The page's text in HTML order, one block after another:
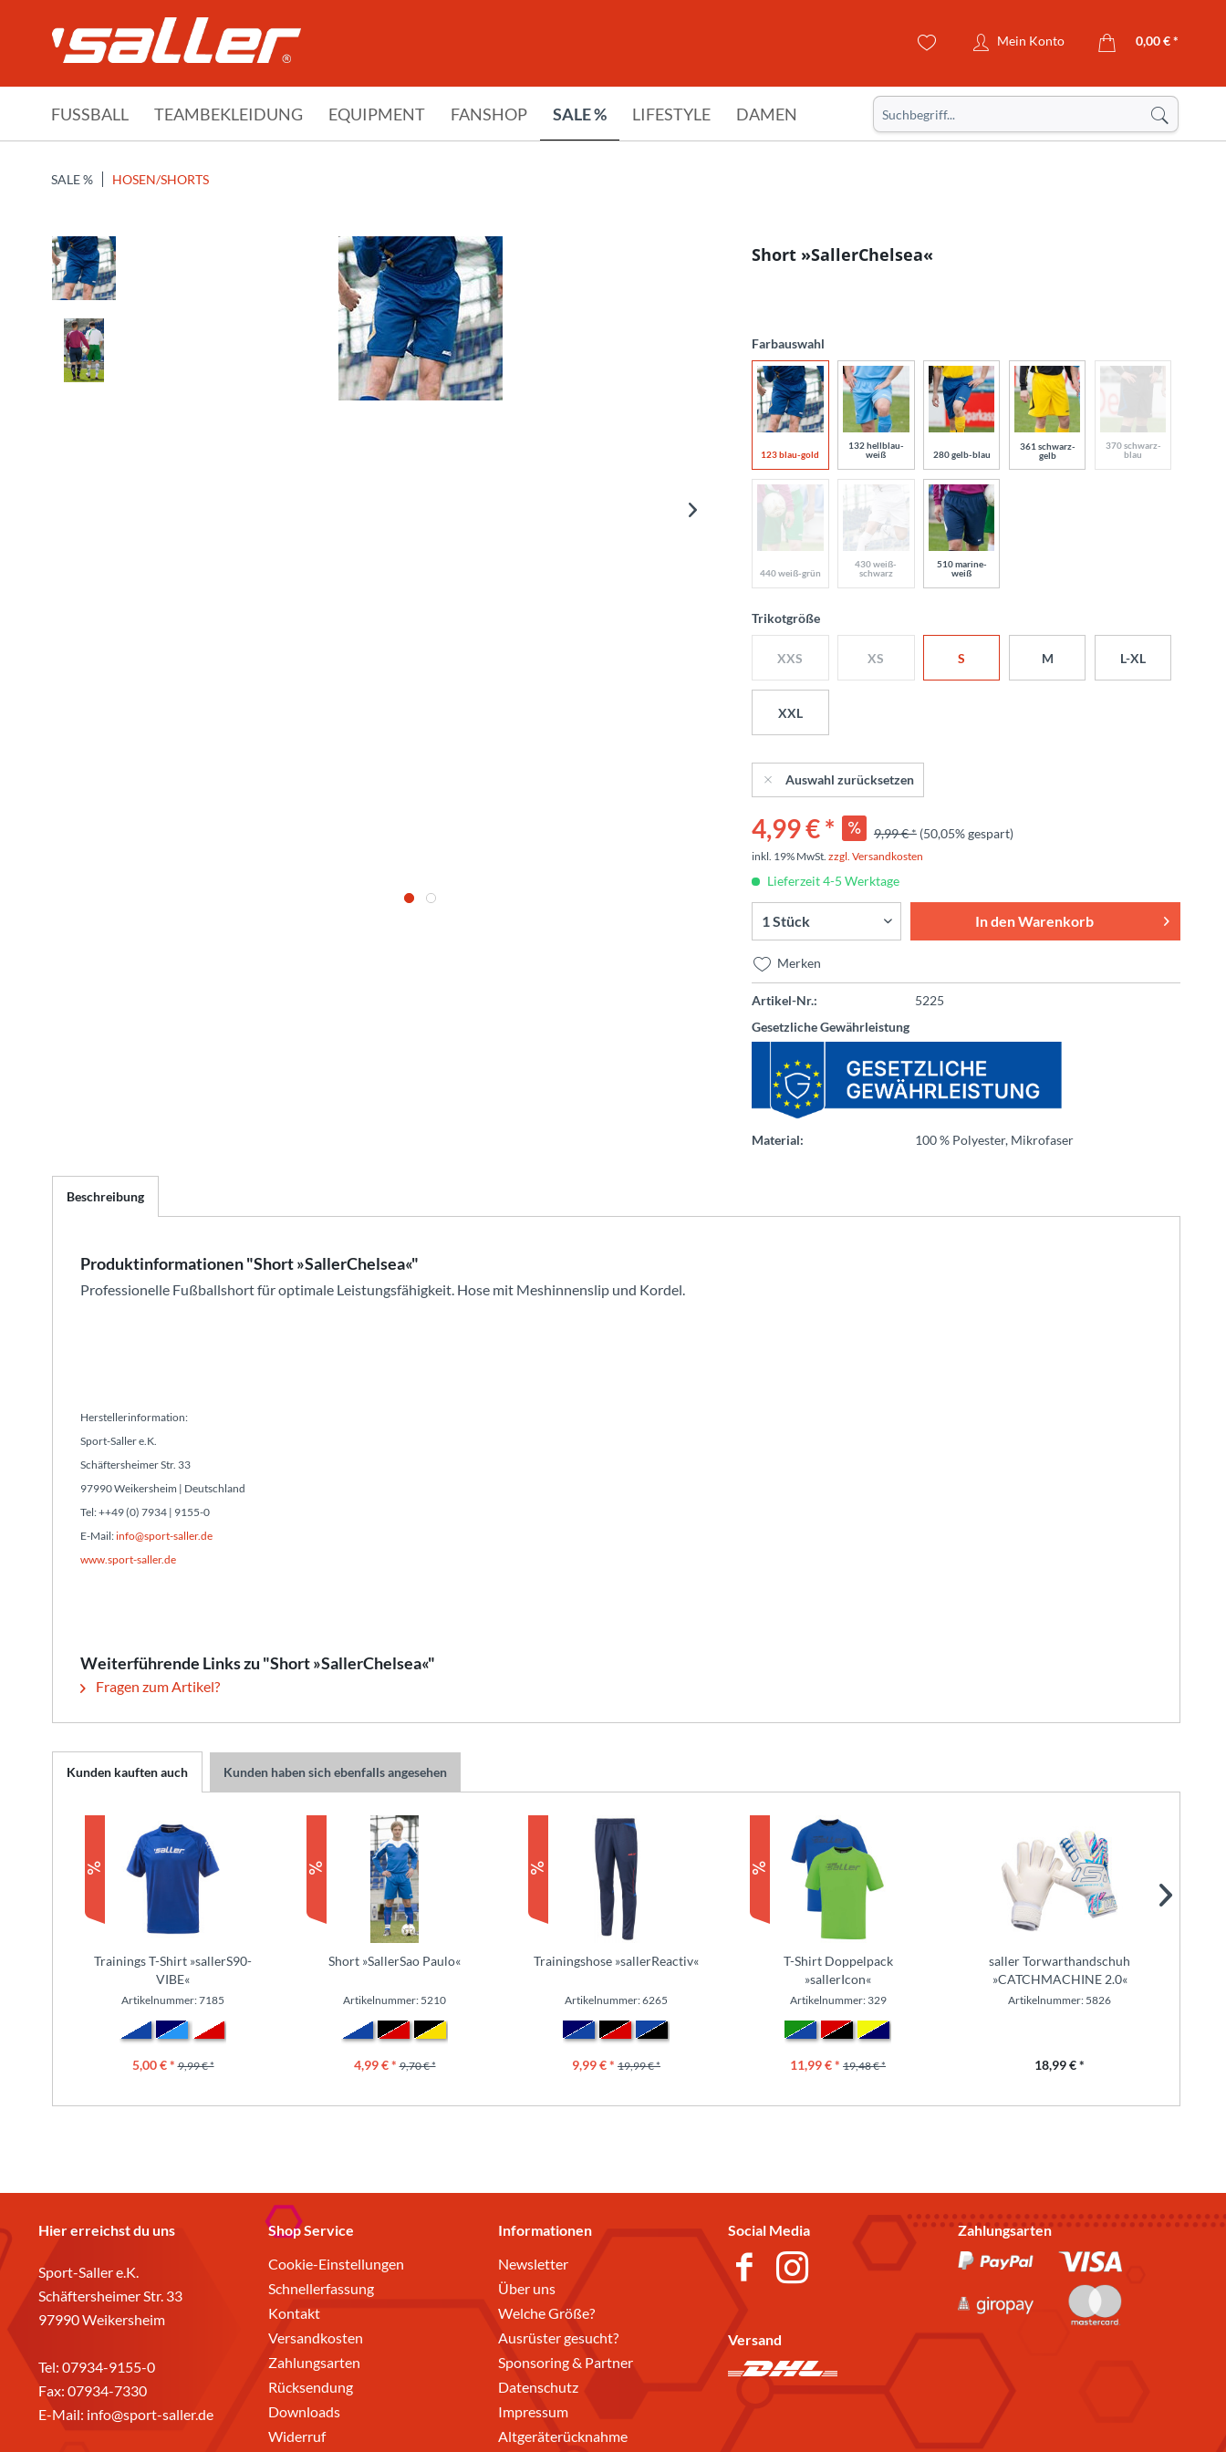
Mein Konto 0,00 € *
FUSSBALL TEAMBEKLEIDUNG EQUIPMENT FANSHOP SALE % LIFESTYLE DAMEN
SALE % HOSEN/SHORTS
Short »SallerChelsea«
Farbauswahl
123 blau-gold
132 hellblau-
weiß
280 gelb-blau
361 schwarz-
gelb
370 schwarz-
blau
440 weiß-grün
430 weiß-
schwarz
510 marine-
weiß
Trikotgröße
XXS XS S M L-XL
XXL
Auswahl zurücksetzen
4,99 € * 9,99 € * (50,05% gespart)
inkl. 19% MwSt. zzgl. Versandkosten
Lieferzeit 4-5 Werktage
In denWarenkorb
Merken
Artikel-Nr.:
5225
Gesetzliche Gewährleistung
Material: 100 % Polyester, Mikrofaser
Beschreibung
Produktinformationen "Short »SallerChelsea«"
Professionelle Fußballshort für optimale Leistungsfähigkeit. Hose mit Meshinnenslip und Kordel.
Herstellerinformation:
Sport-Saller e.K.
Schäftersheimer Str. 33
97990 Weikersheim | Deutschland
Tel: ++49 (0) 7934 | 9155-0
E-Mail:info@sport-saller.de
www.sport-saller.de
Weiterführende Links zu "Short »SallerChelsea«"
Fragen zum Artikel?
Kunden kauften auch Kunden haben sich ebenfalls angesehen
Trainings T-Shirt »sallerS90-
VIBE«
Artikelnummer: 7185
5,00 € * 9,99 € *
Short »SallerSao Paulo«
Artikelnummer: 5210
4,99 € * 9,70 € *
Trainingshose »sallerReactiv«
Artikelnummer: 6265
9,99 € * 19,99 € *
T-Shirt Doppelpack
»sallerIcon«
Artikelnummer: 329
11,99 € * 19,48 € *
saller Torwarthandschuh
»CATCHMACHINE 2.0«
Artikelnummer: 5826
18,99 € *
Hier erreichst du uns
Sport-Saller e.K.
Schäftersheimer Str. 33
97990 Weikersheim
Tel: 07934-9155-0
Fax: 07934-7330
E-Mail: info@sport-saller.de
Shop Service
Cookie-Einstellungen
Schnellerfassung
Kontakt
Versandkosten
Zahlungsarten
Rücksendung
Downloads
Widerruf
Informationen
Newsletter
Über uns
Welche Größe?
Ausrüster gesucht?
Sponsoring & Partner
Datenschutz
Impressum
Altgeräterücknahme
Social Media
Versand
Zahlungsarten